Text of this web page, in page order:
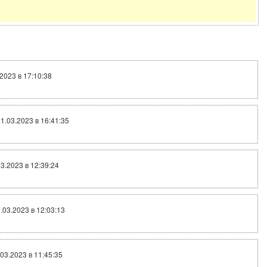
в 17:10:38
в 16:41:35
в 12:39:24
в 12:03:13
в 11:45:35